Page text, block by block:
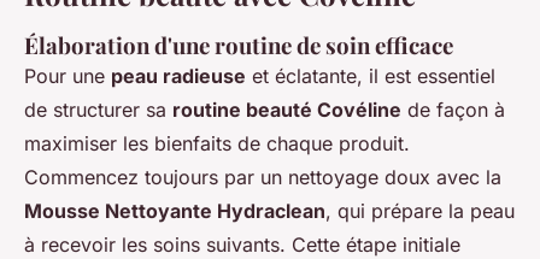
Élaboration d'une routine de soin efficace
Pour une peau radieuse et éclatante, il est essentiel
de structurer sa routine beauté Covéline de façon à
maximiser les bienfaits de chaque produit.
Commencez toujours par un nettoyage doux avec la
Mousse Nettoyante Hydraclean, qui prépare la peau
à recevoir les soins suivants. Cette étape initiale